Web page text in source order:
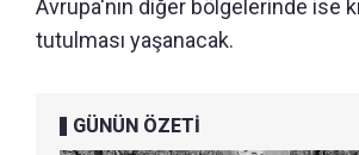
Avrupa'nın diğer bölgelerinde ise
tutulması yaşanacak.
GÜNÜN ÖZETİ